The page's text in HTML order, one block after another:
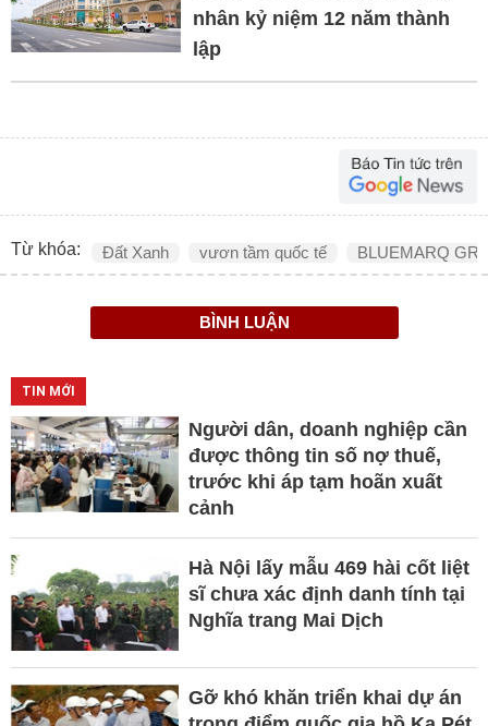
nhân kỷ niệm 12 năm thành
lập
Từ khóa: Đất Xanh vươn tầm quốc tế BLUEMARQ
BÌNH LUẬN
TIN MỚI
Người dân, doanh nghiệp cần
được thông tin số nợ thuế,
trước khi áp tạm hoãn xuất
cảnh
Hà Nội lấy mẫu 469 hài cốt liệt
sĩ chưa xác định danh tính tại
Nghĩa trang Mai Dịch
Gỡ khó khăn triển khai dự án